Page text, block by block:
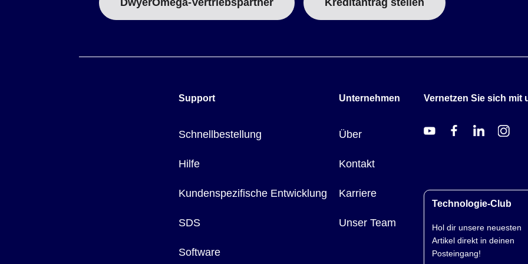
DwyerOmega-Vertriebspartner Kreditantrag stellen
Support
Schnellbestellung
Hilfe
Kundenspezifische Entwicklung
SDS
Software
Unternehmen
Über
Kontakt
Karriere
Unser Team
Vernetzen Sie sich mit
Technologie-Club
Hol dir unsere neuesten
Artikel direkt in deinen
Posteingang!